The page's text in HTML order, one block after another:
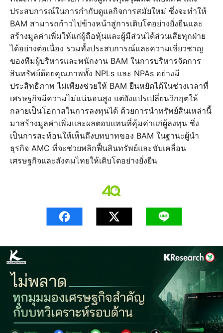
ประสบการณ์ในการกำกับดูแลกิจการสมัยใหม่ ซึ่งจะทำให้
BAM สามารถก้าวไปข้างหน้าสู่การเติบโตอย่างยั่งยืนและ
สร้างมูลค่าเพิ่มให้แก่ผู้ถือหุ้นและผู้มีส่วนได้ส่วนเสียทุกฝ่าย
ได้อย่างต่อเนื่อง รวมทั้งประสบการณ์และความเชี่ยวชาญ
ของทีมผู้บริหารและพนักงาน BAM ในการบริหารจัดการ
สินทรัพย์ด้อยคุณภาพทั้ง NPLs และ NPAs อย่างมี
ประสิทธิภาพ ไม่เพียงช่วยให้ BAM ยืนหยัดได้ในช่วงเวลาที่
เศรษฐกิจมีความไม่แน่นอนสูง แต่ยังแปรเปลี่ยนวิกฤตให้
กลายเป็นโอกาสในการลงทุนได้ ด้วยการนำทรัพย์สินเหล่านี้
มาสร้างมูลค่าเพิ่มและผลตอบแทนที่คุ้มค่าแก่ผู้ลงทุน ซึ่ง
เป็นการสะท้อนให้เห็นถึงบทบาทของ BAM ในฐานะผู้นำ
ธุรกิจ AMC ที่จะช่วยพลิกฟื้นสินทรัพย์และขับเคลื่อน
เศรษฐกิจและสังคมไทยให้เติบโตอย่างยั่งยืน